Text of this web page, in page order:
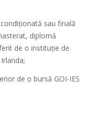
sau finală
diplomă
de o instituție de
de o bursă GOI-IES